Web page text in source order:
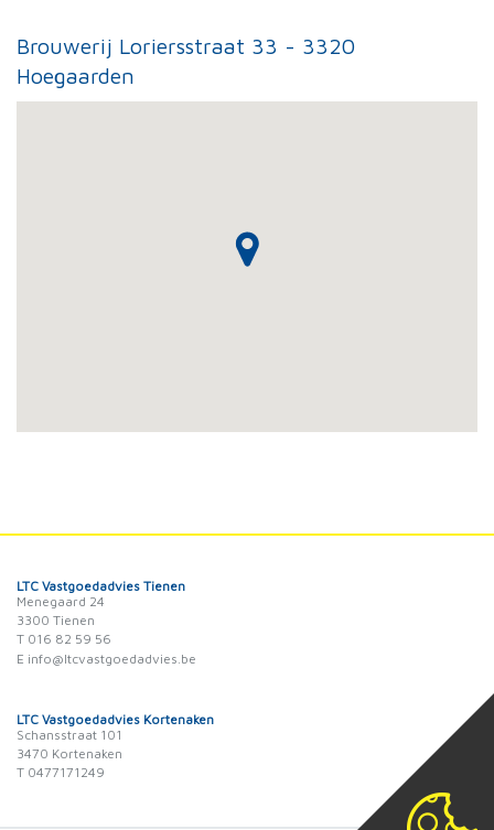
Brouwerij Loriersstraat 33 - 3320
Hoegaarden
LTC Vastgoedadvies Tienen
Menegaard 24
3300 Tienen
T 016 82 59 56
E info@ltcvastgoedadvies.be
LTC Vastgoedadvies Kortenaken
Schansstraat 101
3470 Kortenaken
T 0477171249